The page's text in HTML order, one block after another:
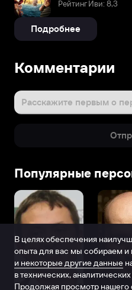
Рейтинг Иви: 8,3
Подробнее
Комментарии
Расскажите первым о
Популярные
В целях обеспечения
опыта для вас мы собираем и
и некоторые другие данные
в технических,
Продолжая просмотр нашего